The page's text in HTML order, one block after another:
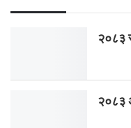
२०८३
२०८३